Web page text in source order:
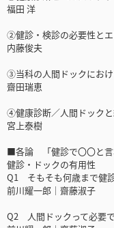
福田 洋
②健診・検診の必要性と
内藤俊夫
③当科の人間ドックにお
齋田瑞恵
④健康診断／人間ドック
宮上泰樹
■各論 「健診で〇〇と言
健診・ドックの有用性
Q1 そもそも何歳まで健
前川耀一郎｜齋藤淑子
Q2 人間ドックって必要